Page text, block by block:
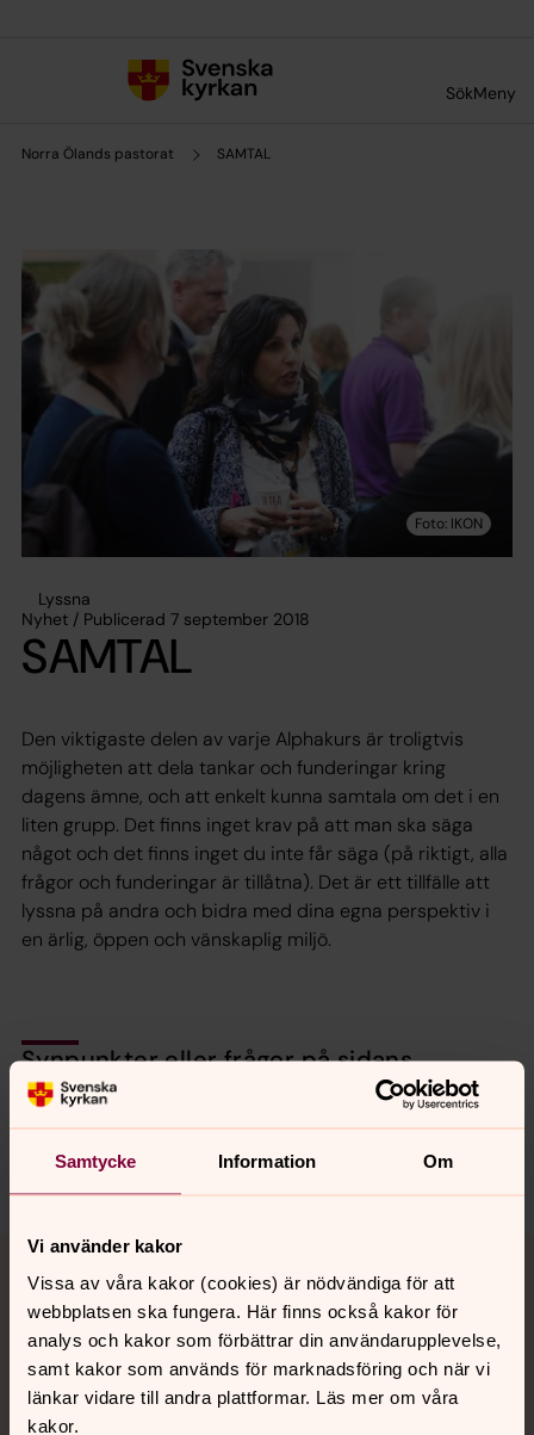
Samtycke Information Om
Vi använder kakor
Vissa av våra kakor (cookies) är nödvändiga för att
webbplatsen ska fungera. Här finns också kakor för
analys och kakor som förbättrar din användarupplevelse,
samt kakor som används för marknadsföring och när vi
länkar vidare till andra plattformar. Läs mer om våra
kakor.
SökMeny
Norra Ölands pastorat SAMTAL
Lyssna
Nyhet / Publicerad 7 september 2018
SAMTAL
Den viktigaste delen av varje Alphakurs är troligtvis
möjligheten att dela tankar och funderingar kring
dagens ämne, och att enkelt kunna samtala om det i en
liten grupp. Det finns inget krav på att man ska säga
något och det finns inget du inte får säga (på riktigt, alla
frågor och funderingar är tillåtna). Det är ett tillfälle att
lyssna på andra och bidra med dina egna perspektiv i
en ärlig, öppen och vänskaplig miljö.
Synpunkter eller frågor på sidans
innehåll?
norra.oland.pastorat@svenskakyrkan.se
Dela
Tillbaka till toppen
Tillbaka till innehållet
Kontakt